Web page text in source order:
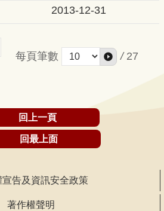
2013-12-31
每頁筆數 / 27
回上一頁
回最上面
宣告及資訊安全政策
著作權聲明